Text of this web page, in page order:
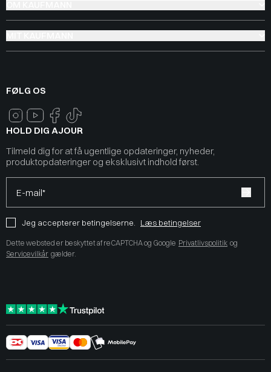
FØLG OS
HOLD DIG AJOUR
Tilmeld dig for at få ugentlige opdateringer, nyheder,
produktopdateringer og eksklusivt indhold først.
E-mail*
Jeg accepterer betingelserne. Læs betingelser
Dette websted er beskyttet af reCAPTCHA og Google Privatlivspolitik og
Servicevilkår gælder.